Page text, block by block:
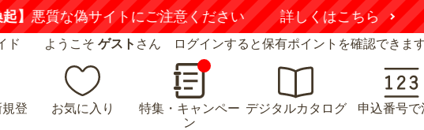
イトにご注意ください 詳しくはこちら
ド ようこそ ゲスト さん ログインすると保有ポイントを確認できます
登
お気に入り
特集・キャンペー
ン
デジタルカタログ 申込番号で